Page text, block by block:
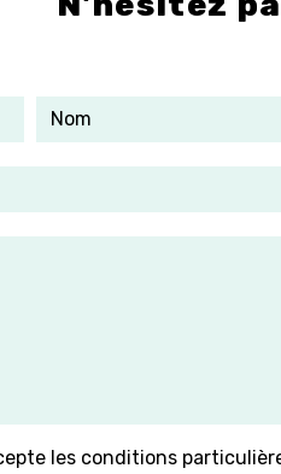
les conditions